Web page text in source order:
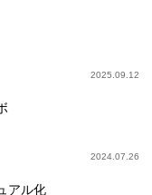
2025.09.12
2024.07.26
アル化